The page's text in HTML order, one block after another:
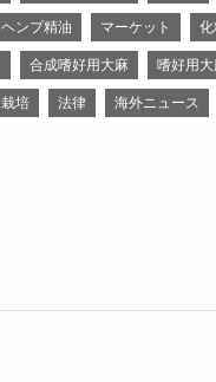
ヘンプ精油 マーケット
合成嗜好用大麻 嗜好用
栽培 法律 海外ニュース